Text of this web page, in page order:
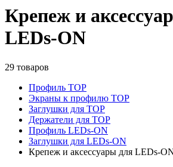
Крепеж и
LEDs-ON
29 товаров
Профиль TOP
Экраны к профилю TOP
Заглушки для TOP
Держатели для TOP
Профиль LEDs-ON
Заглушки для LEDs-ON
Крепеж и аксессуары для LEDs-